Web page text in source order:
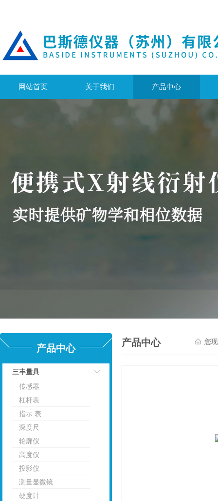
网站首页 关于我们 产品中心
产品中心
三丰量具
传感器
杠杆表
指示 表
深度尺
轮廓仪
高度仪
投影仪
测量显微镜
硬度计
产品中心 您